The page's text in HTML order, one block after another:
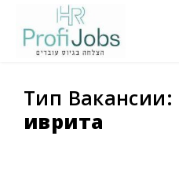
Тип Вакансии:
иврита